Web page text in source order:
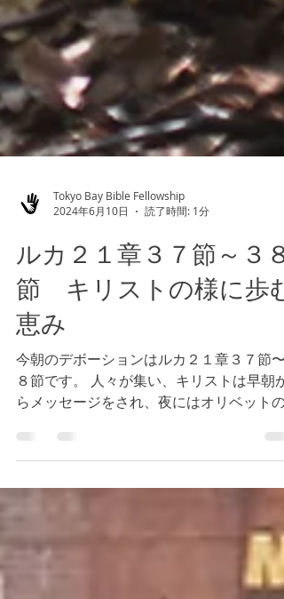
2024年6月10日
読了時間: 1分
ルカ２１章３７節～３８
節 キリストの様に歩む
恵み
今朝のデボーションはルカ２１章３７節〜
らメッセージをされ、夜にはオリベットの
で時間を過ごされたと書かれています。オ
ベットの山では休憩を取られたのでしょう
す。一生懸命仕事する時間と休む時間...